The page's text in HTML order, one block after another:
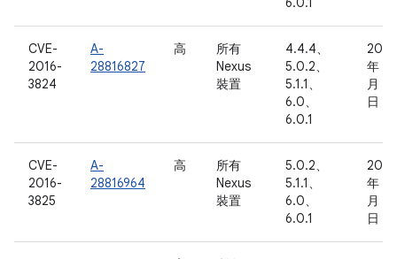
CVE-
2016-
3824
A-
28816827
高
所有
Nexus
裝置
4.4.4、
5.0.2、
5.1.1、
6.0、
6.0.1
2016
年 5
月 17
日
CVE-
2016-
3825
A-
28816964
高
所有
Nexus
裝置
5.0.2、
5.1.1、
6.0、
6.0.1
2016
年 5
月 17
日